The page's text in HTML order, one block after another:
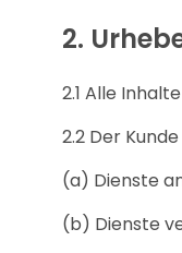
2.
2.1 Alle
2.2 Der
(a) Dienste
(b) Dienste